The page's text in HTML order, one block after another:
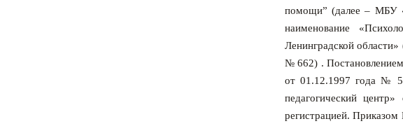
помощи” (далее – МБУ
наименование
Ленинградской
№ 662) . П
от 01.12.1997 года №
педагогический
регистрацией. Приказом